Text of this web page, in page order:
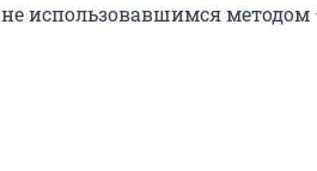
не использовавшимся методом